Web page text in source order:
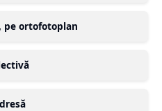
pe ortofotoplan